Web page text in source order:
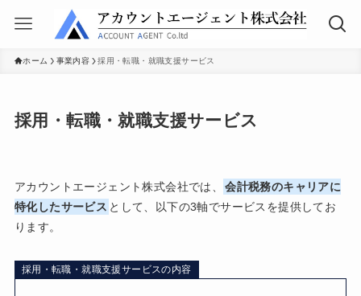
ホーム 事業内容 採用・転職・就職支援サービス
採用・転職・就職支援サービス
アカウントエージェント株式会社では、
会計税務のキャリアに
特化したサービス として、以下の3軸でサービスを提供してお
ります。
採用・転職・就職支援サービスの内容